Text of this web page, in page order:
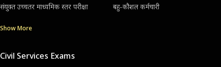
संयुक्त उच्चतर माध्यमिक स्तर परीक्षा बहु-कौशल कर्मचारी
Show More
Civil Services Exams